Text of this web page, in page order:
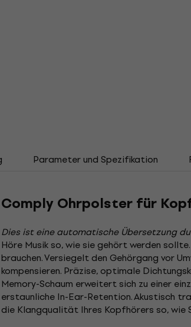
Parameter und Spezifikation
Comply Ohrpolster für
Dies ist eine automatische Übersetzung
Höre Musik so, wie sie gehört werden
brauchen. Versiegelt den Gehörgang vor
kompensieren. Präzise, ​​optimale
Memory-Schaum erweitert sich zu einer
erstaunliche In-Ear-Retention. Akustisch
die Klangqualität Ihres Kopfhörers so, wie